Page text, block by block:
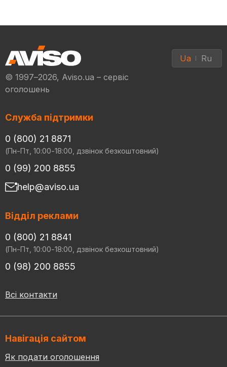
© 1997–2026, Aviso.ua – сервіс
оголошень
Ua Ru
Служба підтримки
0 (800) 21 8871
(Пн-Пт, 10:00-18:00, дзвінок безкоштовний)
0 (99) 200 8855
help@aviso.ua
Відділ реклами
0 (800) 21 8841
(Пн-Пт, 10:00-18:00, дзвінок безкоштовний)
0 (98) 200 8855
Всі контакти
Навігація сайтом
Як подати оголошення